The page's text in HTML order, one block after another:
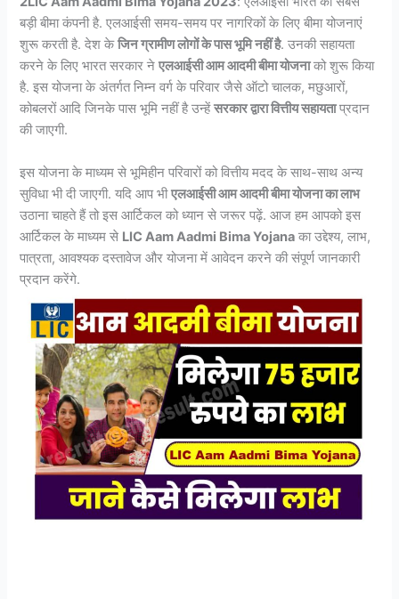
बड़ी बीमा कंपनी है. एलआईसी समय-समय पर नागरिकों के लिए बीमा योजनाएं
शुरू करती है. देश केजिन ग्रामीण लोगों के पास भूमि नहीं है. उनकी सहायता
करने के लिए भारत सरकार नेएलआईसी आम आदमी बीमा योजनाको शुरू किया
है. इस योजना के अंतर्गत निम्न वर्ग के परिवार जैसे ऑटो चालक, मछुआरों,
कोबलरों आदि जिनके पास भूमि नहीं है उन्हेंसरकार द्वारा वित्तीय सहायताप्रदान
की जाएगी.
इस योजना के माध्यम से भूमिहीन परिवारों को वित्तीय मदद के साथ-साथ अन्य
सुविधा भी दी जाएगी. यदि आप भीएलआईसी आम आदमी बीमा योजना का लाभ
उठाना चाहते हैं तो इस आर्टिकल को ध्यान से जरूर पढ़ें. आज हम आपको इस
आर्टिकल के माध्यम से LIC Aam Aadmi Bima Yojana का उद्देश्य, लाभ,
पात्रता, आवश्यक दस्तावेज और योजना में आवेदन करने की संपूर्ण जानकारी
प्रदान करेंगे.